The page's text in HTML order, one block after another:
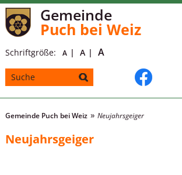
Gemeinde
Puch bei Weiz
Schriftgröße: A A A
Gemeinde Puch bei Weiz Neujahrsgeiger
Neujahrsgeiger